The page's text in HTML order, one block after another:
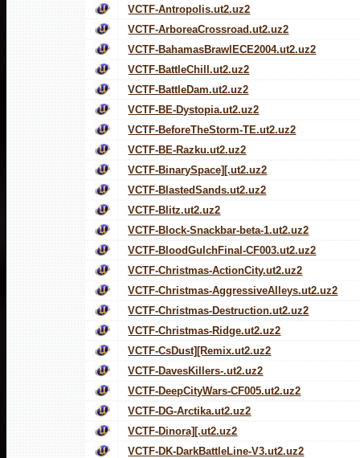
VCTF-Antropolis.ut2.uz2
VCTF-ArboreaCrossroad.ut2.uz2
VCTF-BahamasBrawlECE2004.ut2.uz2
VCTF-BattleChill.ut2.uz2
VCTF-BattleDam.ut2.uz2
VCTF-BE-Dystopia.ut2.uz2
VCTF-BeforeTheStorm-TE.ut2.uz2
VCTF-BE-Razku.ut2.uz2
VCTF-BinarySpace][.ut2.uz2
VCTF-BlastedSands.ut2.uz2
VCTF-Blitz.ut2.uz2
VCTF-Block-Snackbar-beta-1.ut2.uz2
VCTF-BloodGulchFinal-CF003.ut2.uz2
VCTF-Christmas-ActionCity.ut2.uz2
VCTF-Christmas-AggressiveAlleys.ut2.uz2
VCTF-Christmas-Destruction.ut2.uz2
VCTF-Christmas-Ridge.ut2.uz2
VCTF-CsDust][Remix.ut2.uz2
VCTF-DavesKillers-.ut2.uz2
VCTF-DeepCityWars-CF005.ut2.uz2
VCTF-DG-Arctika.ut2.uz2
VCTF-Dinora][.ut2.uz2
VCTF-DK-DarkBattleLine-V3.ut2.uz2